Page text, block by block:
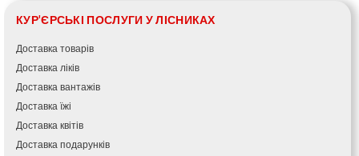
КУР'ЄРСЬКІ ПОСЛУГИ У ЛІСНИКАХ
Доставка товарів
Доставка ліків
Доставка вантажів
Доставка їжі
Доставка квітів
Доставка подарунків
Херсон
Хмельницький
Хмільник
Ірпінь
Івано-Франківськ
Ізмаїл
Кагарлик
Калуш